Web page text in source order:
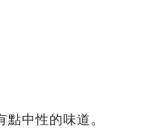
中性的味道。